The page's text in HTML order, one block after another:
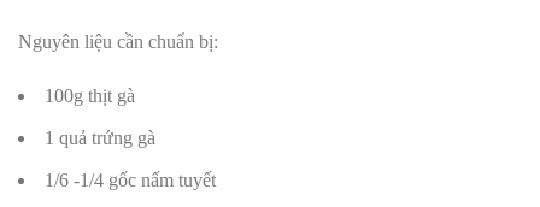
Nguyên liệu cần chuẩn bị:
100g thịt gà
1 quả trứng gà
1/6 -1/4 gốc nấm tuyết